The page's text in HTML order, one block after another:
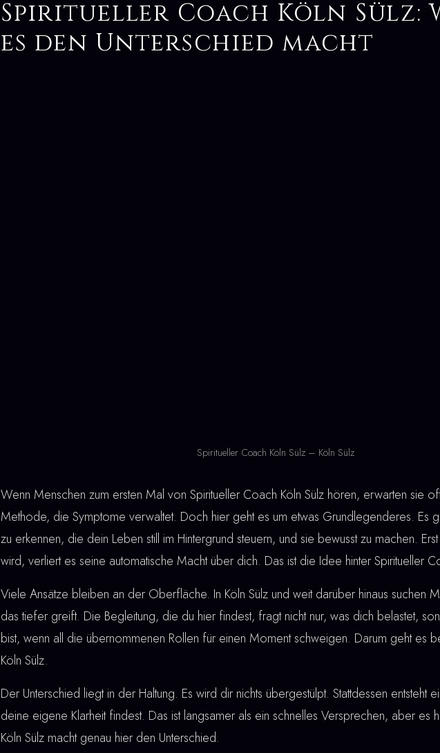
Spiritueller Coach Köln Sülz:
es den Unterschied macht
Spiritueller Coach Köln Sülz – Köln Sülz
Wenn Menschen zum ersten Mal von Spiritueller Coach Köln Sülz hören, erwarten sie
Methode, die Symptome verwaltet. Doch hier geht es um etwas Grundlegenderes. Es
zu erkennen, die dein Leben still im Hintergrund steuern, und sie bewusst zu machen.
wird, verliert es seine automatische Macht über dich. Das ist die Idee hinter Spiritueller
Viele Ansätze bleiben an der Oberfläche. In Köln Sülz und weit darüber hinaus suchen
das tiefer greift. Die Begleitung, die du hier findest, fragt nicht nur, was dich belastet,
bist, wenn all die übernommenen Rollen für einen Moment schweigen. Darum geht es
Köln Sülz.
Der Unterschied liegt in der Haltung. Es wird dir nichts übergestülpt. Stattdessen entsteht
deine eigene Klarheit findest. Das ist langsamer als ein schnelles Versprechen, aber es
Köln Sülz macht genau hier den Unterschied.